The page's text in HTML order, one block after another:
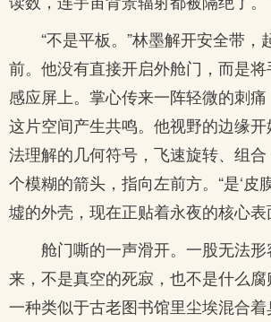
“不是平板。”林墨解开安全带，
前。他没有直接开启外舱门，而是
感应屏上。掌心传来一阵轻微的刺痛
这片空间产生共鸣。他视野的边缘
法理解的几何符号，飞速旋转、组
个模糊的箭头，指向左前方。“是‘皮
墟的外壳，现在正贴着永夜的核心表
舱门嘶的一声滑开。一股无法
来，不是真空的死寂，也不是什么
一种类似于古老图书馆里尘埃混合